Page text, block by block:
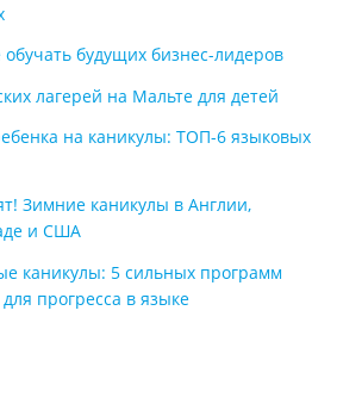
обучать будущих бизнес-лидеров
лагерей на Мальте для детей
на каникулы: ТОП-6 языковых
Зимние каникулы в Англии,
и США
каникулы: 5 сильных программ
прогресса в языке